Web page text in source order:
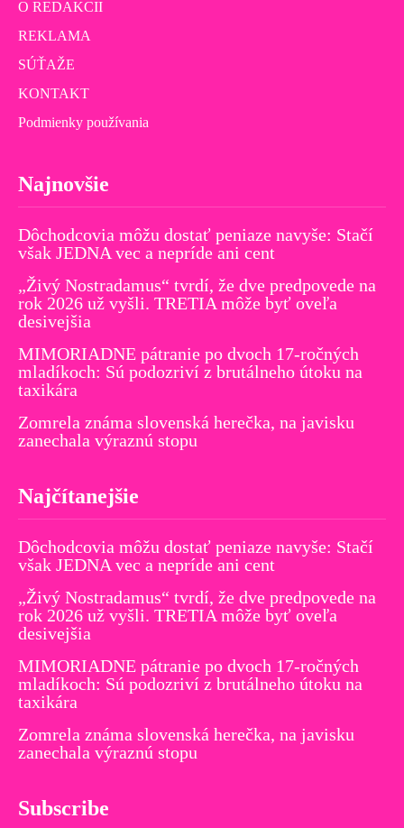
O REDAKCII
REKLAMA
SÚŤAŽE
KONTAKT
Podmienky používania
Najnovšie
Dôchodcovia môžu dostať peniaze navyše: Stačí
však JEDNA vec a nepríde ani cent
„Živý Nostradamus“ tvrdí, že dve predpovede na
rok 2026 už vyšli. TRETIA môže byť oveľa
desivejšia
MIMORIADNE pátranie po dvoch 17-ročných
mladíkoch: Sú podozriví z brutálneho útoku na
taxikára
Zomrela známa slovenská herečka, na javisku
zanechala výraznú stopu
Najčítanejšie
Dôchodcovia môžu dostať peniaze navyše: Stačí
však JEDNA vec a nepríde ani cent
„Živý Nostradamus“ tvrdí, že dve predpovede na
rok 2026 už vyšli. TRETIA môže byť oveľa
desivejšia
MIMORIADNE pátranie po dvoch 17-ročných
mladíkoch: Sú podozriví z brutálneho útoku na
taxikára
Zomrela známa slovenská herečka, na javisku
zanechala výraznú stopu
Subscribe